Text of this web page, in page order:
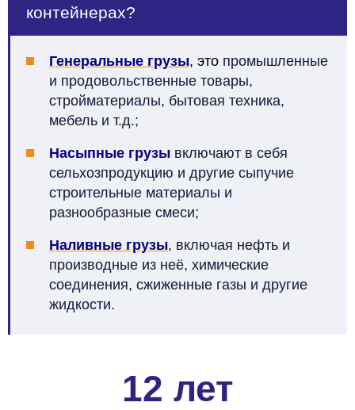
контейнерах?
Генеральные грузы, это промышленные
и продовольственные товары,
стройматериалы, бытовая техника,
мебель и т.д.;
Насыпные грузы включают в себя
сельхозпродукцию и другие сыпучие
строительные материалы и
разнообразные смеси;
Наливные грузы, включая нефть и
производные из неё, химические
соединения, сжиженные газы и другие
жидкости.
12 лет